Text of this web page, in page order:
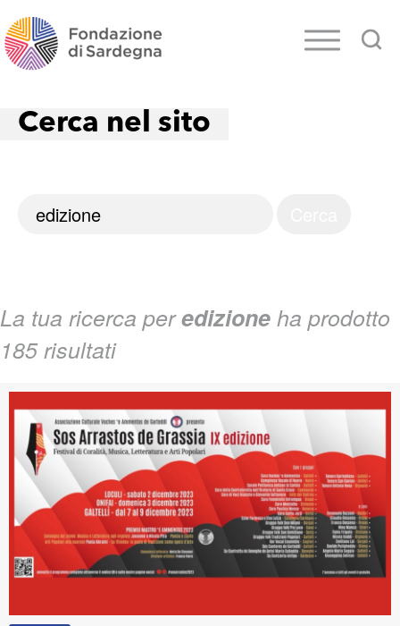
Cerca nel sito
La tua ricerca peredizione ha prodotto
185 risultati